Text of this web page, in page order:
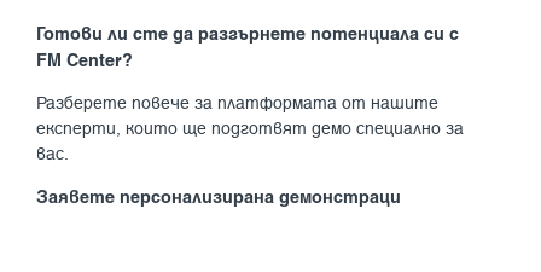
Готови ли сте да разгърнете потенциала си с
FM Center?
Разберете повече за платформата от нашите
експерти, които ще подготвят демо специално за
вас.
Заявете персонализирана демонстраци